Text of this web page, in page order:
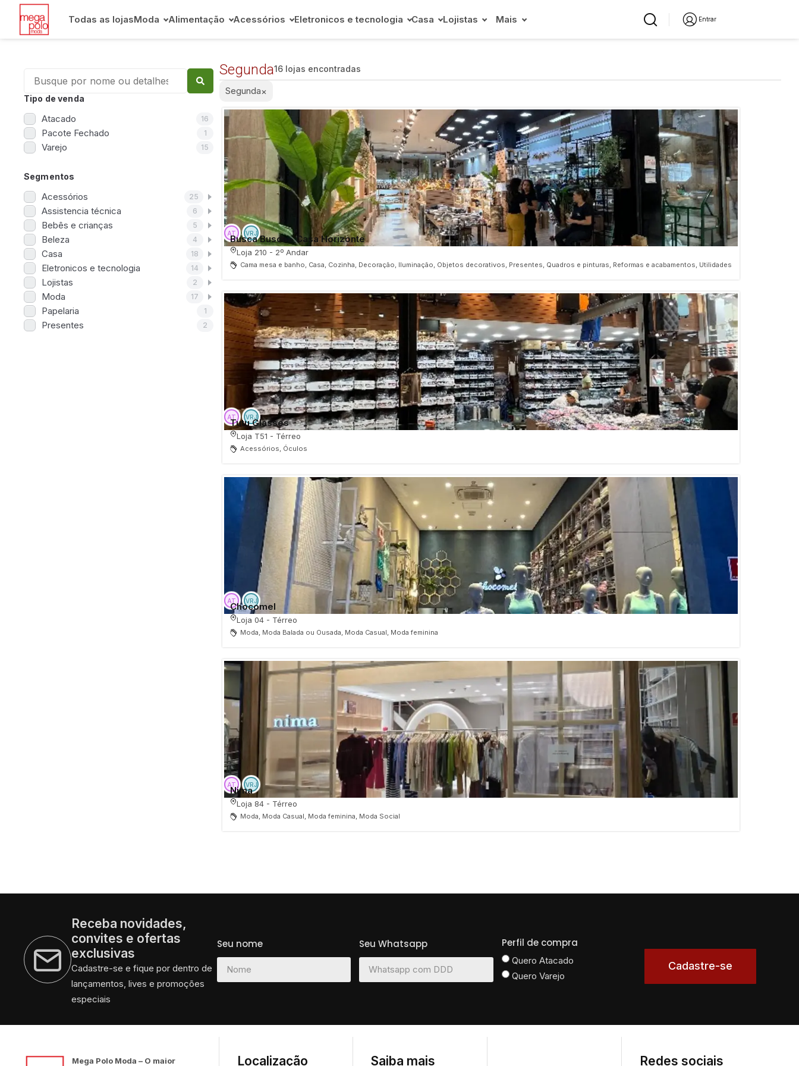
Todas as lojasModa Alimentação Acessórios Eletronicos e tecnologia Casa Lojistas Mais Entrar
Tipo de venda
Atacado 16
Pacote Fechado 1
Varejo 15
Segmentos
Acessórios 25
Assistencia técnica 6
Bebês e crianças 5
Beleza 4
Casa 18
Eletronicos e tecnologia 14
Lojistas 2
Moda 17
Papelaria 1
Presentes 2
Segunda16 lojas encontradas
Segunda×
Busca Busca - Casa Horizonte
Loja 210 - 2º Andar
Cama mesa e banho, Casa, Cozinha, Decoração, Iluminação, Objetos decorativos, Presentes, Quadros e pinturas, Reformas e acabamentos, Utilidades
Tutu Glasses
Loja T51 - Térreo
Acessórios, Óculos
Chocomel
Loja 04 - Térreo
Moda, Moda Balada ou Ousada, Moda Casual, Moda feminina
Nima
Loja 84 - Térreo
Moda, Moda Casual, Moda feminina, Moda Social
Receba novidades,
convites e ofertas
exclusivas
Cadastre-se e fique por dentro de
lançamentos, lives e promoções
especiais
Seu nome Seu Whatsapp Perfil de compra
Quero Atacado
Quero Varejo
Cadastre-se
Mega Polo Moda – O maior Localização
Saiba mais
Redes sociais